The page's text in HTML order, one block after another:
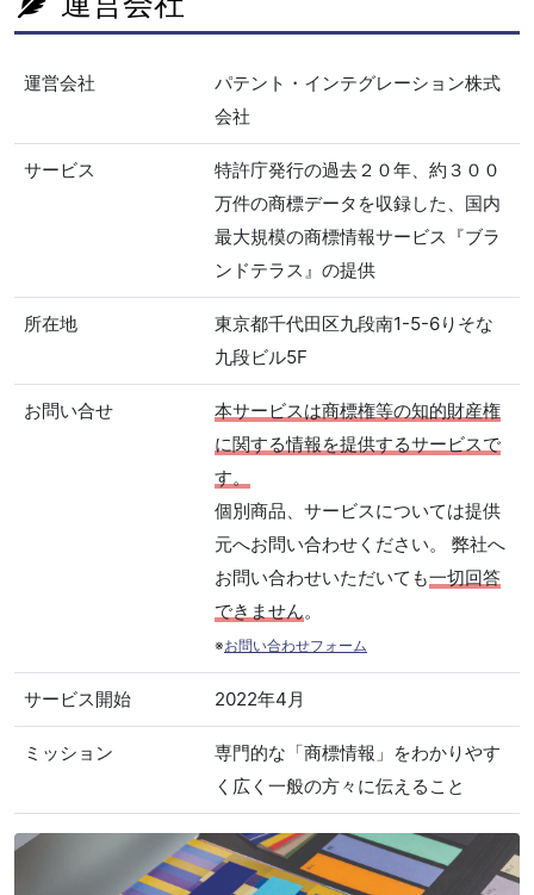
運営会社
パテント・インテグレーション株式
会社
サービス
特許庁発行の過去２０年、約３００
万件の商標データを収録した、国内
最大規模の商標情報サービス『ブラ
ンドテラス』の提供
所在地
東京都千代田区九段南1-5-6りそな
九段ビル5F
お問い合せ
本サービスは商標権等の知的財産権
に関する情報を提供するサービスで
す。
個別商品、サービスについては提供
元へお問い合わせください。 弊社へ
お問い合わせいただいても一切回答
できません。
※お問い合わせフォーム
サービス開始 2022年4月
ミッション
専門的な「商標情報」をわかりやす
く広く一般の方々に伝えること